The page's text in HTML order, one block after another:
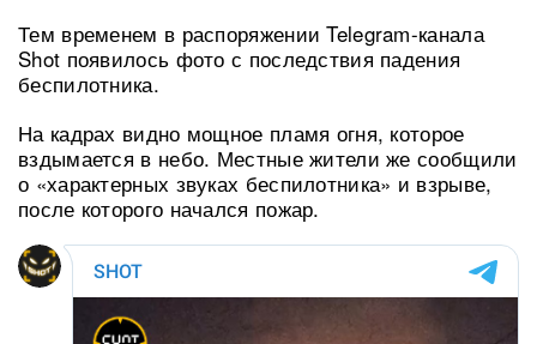
Тем временем в распоряжении Telegram-канала
Shot появилось фото с последствия падения
беспилотника.
На кадрах видно мощное пламя огня, которое
вздымается в небо. Местные жители же сообщили
о «характерных звуках беспилотника» и взрыве,
после которого начался пожар.